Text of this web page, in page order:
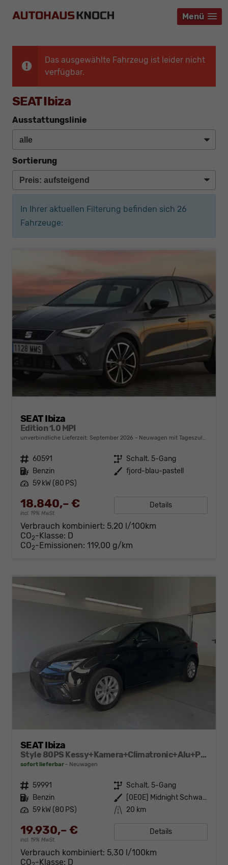
Menü
Menü
Menü
Das ausgewählte Fahrzeug ist leider nicht
verfügbar.
SEAT Ibiza
Ausstattungslinie
Sortierung
In Ihrer aktuellen Filterung befinden sich 26
Fahrzeuge:
SEAT Ibiza
Edition 1.0 MPI
unverbindliche Lieferzeit: September 2026 Neuwagen mit Tageszulassung
Fahrzeugnr. 60591 Getriebe Schalt. 5-Gang
Kraftstoff Benzin Außenfarbe fjord-blau-pastell
Leistung 59 kW (80 PS)
18.840,– €
incl. 19% MwSt.
Details
Verbrauch kombiniert: 5,20 l/100km
CO2-Klasse: D
CO2-Emissionen: 119,00 g/km
SEAT Ibiza
Style 80PS Kessy+Kamera+Climatronic+Alu+PDCvohi+Sitzheiz+App-Connect+DAB
sofort lieferbar Neuwagen
Fahrzeugnr. 59991 Getriebe Schalt. 5-Gang
Kraftstoff Benzin Außenfarbe
[0E0E] Midnight Schwarz Metallic
Leistung 59 kW (80 PS) Kilometerstand 20 km
19.930,– €
incl. 19% MwSt.
Details
Verbrauch kombiniert: 5,30 l/100km
CO -Klasse: D